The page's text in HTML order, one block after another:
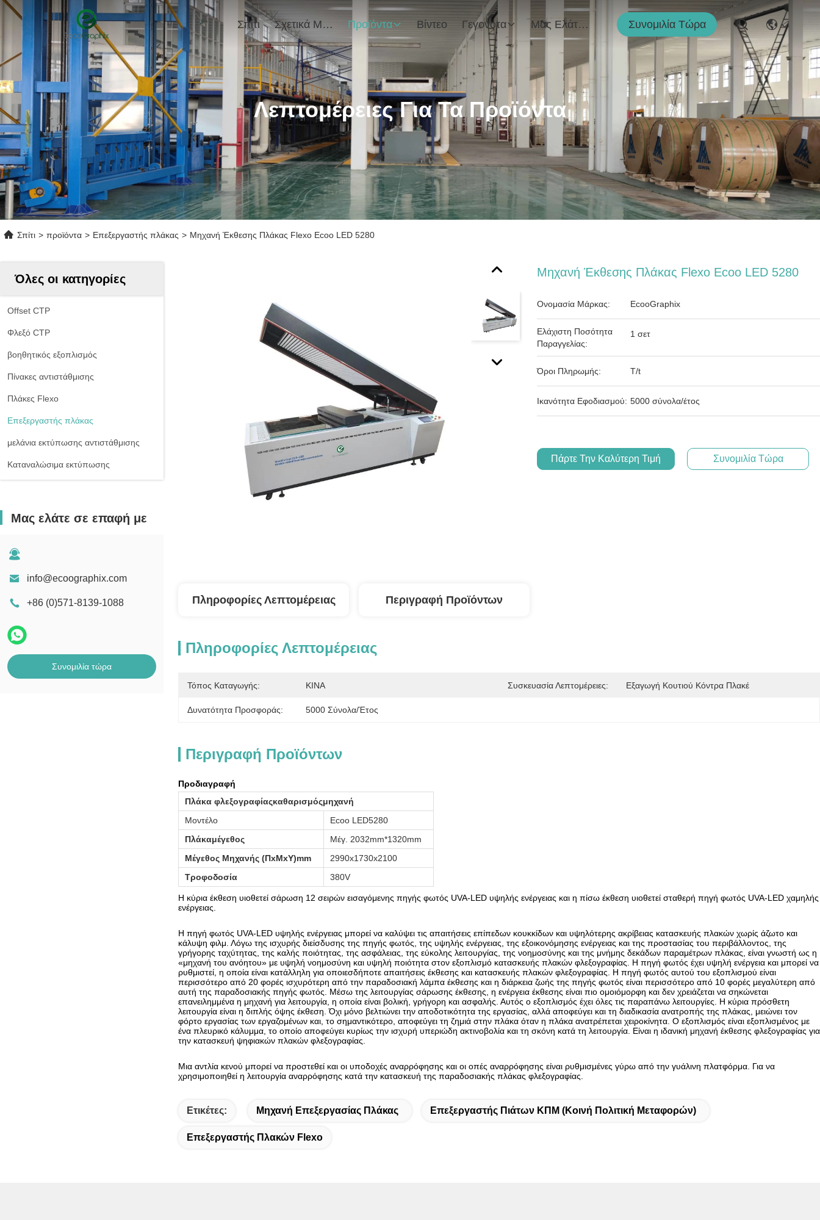
Σπίτι Σχετικά Με Εμάς Προϊόντα Βίντεο Γεγονότα Μας Ελάτε Σε Επαφή Με Συνομιλία Τώρα
Λεπτομέρειες Για Τα Προϊόντα
Σπίτι > προϊόντα > Επεξεργαστής πλάκας > Μηχανή Έκθεσης Πλάκας Flexo Ecoo LED 5280
Όλες οι κατηγορίες
Offset CTP
Φλεξό CTP
βοηθητικός εξοπλισμός
Πίνακες αντιστάθμισης
Πλάκες Flexo
Επεξεργαστής πλάκας
μελάνια εκτύπωσης αντιστάθμισης
Καταναλώσιμα εκτύπωσης
Μας ελάτε σε επαφή με
info@ecoographix.com
+86 (0)571-8139-1088
Συνομιλία τώρα
Μηχανή Έκθεσης Πλάκας Flexo Ecoo LED 5280
Ονομασία Μάρκας: EcooGraphix
Ελάχιστη Ποσότητα
Παραγγελίας:
1 σετ
Όροι Πληρωμής: T/t
Ικανότητα Εφοδιασμού: 5000 σύνολα/έτος
Πάρτε Την Καλύτερη Τιμή Συνομιλία Τώρα
Πληροφορίες Λεπτομέρειας Περιγραφή Προϊόντων
Πληροφορίες Λεπτομέρειας
Τόπος Καταγωγής: ΚΙΝΑ Συσκευασία Λεπτομέρειες: Εξαγωγή Κουτιού Κόντρα Πλακέ
Δυνατότητα Προσφοράς: 5000 Σύνολα/έτος
Περιγραφή Προϊόντων
Προδιαγραφή
Πλάκα φλεξογραφίαςκαθαρισμόςμηχανή
Μοντέλο
Ecoo LED5280
Πλάκαμέγεθος
Μέγ. 2032mm*1320mm
Μέγεθος Μηχανής (ΠxΜxΥ)mm
2990x1730x2100
Τροφοδοσία
380V
Η κύρια έκθεση υιοθετεί σάρωση 12 σειρών εισαγόμενης πηγής φωτός UVA-LED υψηλής ενέργειας και η πίσω έκθεση υιοθετεί σταθερή πηγή φωτός UVA-LED χαμηλής
ενέργειας.
Η πηγή φωτός UVA-LED υψηλής ενέργειας μπορεί να καλύψει τις απαιτήσεις επίπεδων κουκκίδων και υψηλότερης ακρίβειας κατασκευής πλακών χωρίς άζωτο και
κάλυψη φιλμ. Λόγω της ισχυρής διείσδυσης της πηγής φωτός, της υψηλής ενέργειας, της εξοικονόμησης ενέργειας και της προστασίας του περιβάλλοντος, της
γρήγορης ταχύτητας, της καλής ποιότητας, της ασφάλειας, της εύκολης λειτουργίας, της νοημοσύνης και της μνήμης δεκάδων παραμέτρων πλάκας, είναι γνωστή ως η
«μηχανή του ανόητου» με υψηλή νοημοσύνη και υψηλή ποιότητα στον εξοπλισμό κατασκευής πλακών φλεξογραφίας. Η πηγή φωτός έχει υψηλή ενέργεια και μπορεί να
ρυθμιστεί, η οποία είναι κατάλληλη για οποιεσδήποτε απαιτήσεις έκθεσης και κατασκευής πλακών φλεξογραφίας. Η πηγή φωτός αυτού του εξοπλισμού είναι
περισσότερο από 20 φορές ισχυρότερη από την παραδοσιακή λάμπα έκθεσης και η διάρκεια ζωής της πηγής φωτός είναι περισσότερο από 10 φορές μεγαλύτερη από
αυτή της παραδοσιακής πηγής φωτός. Μέσω της λειτουργίας σάρωσης έκθεσης, η ενέργεια έκθεσης είναι πιο ομοιόμορφη και δεν χρειάζεται να σηκώνεται
επανειλημμένα η μηχανή για λειτουργία, η οποία είναι βολική, γρήγορη και ασφαλής. Αυτός ο εξοπλισμός έχει όλες τις παραπάνω λειτουργίες. Η κύρια πρόσθετη
λειτουργία είναι η διπλής όψης έκθεση. Όχι μόνο βελτιώνει την αποδοτικότητα της εργασίας, αλλά αποφεύγει και τη διαδικασία ανατροπής της πλάκας, μειώνει τον
φόρτο εργασίας των εργαζομένων και, το σημαντικότερο, αποφεύγει τη ζημιά στην πλάκα όταν η πλάκα ανατρέπεται χειροκίνητα. Ο εξοπλισμός είναι εξοπλισμένος με
ένα πλευρικό κάλυμμα, το οποίο αποφεύγει κυρίως την ισχυρή υπεριώδη ακτινοβολία και τη σκόνη κατά τη λειτουργία. Είναι η ιδανική μηχανή έκθεσης φλεξογραφίας για
την κατασκευή ψηφιακών πλακών φλεξογραφίας.
Μια αντλία κενού μπορεί να προστεθεί και οι υποδοχές αναρρόφησης και οι οπές αναρρόφησης είναι ρυθμισμένες γύρω από την γυάλινη πλατφόρμα. Για να
χρησιμοποιηθεί η λειτουργία αναρρόφησης κατά την κατασκευή της παραδοσιακής πλάκας φλεξογραφίας.
Ετικέτες: Μηχανή Επεξεργασίας Πλάκας Επεξεργαστής Πιάτων ΚΠΜ (Κοινή Πολιτική Μεταφορών)
Επεξεργαστής Πλακών Flexo